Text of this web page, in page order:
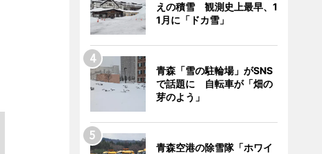
えの積雪 観測史上最早、1
1月に「ドカ雪」
青森「雪の駐輪場」がSNS
で話題に 自転車が「畑の
芽のよう」
青森空港の除雪隊「ホワイ